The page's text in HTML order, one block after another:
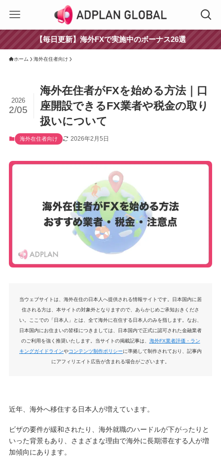
【毎日更新】海外FXで実施中のボーナス26選
ホーム 海外在住者向け
海外在住者がFXを始める方法｜口
座開設できるFX業者や税金の取り
扱いについて
2026
2/05
海外在住者向け 2026年2月5日
当ウェブサイトは、海外在住の日本人へ提供される情報サイトです。日本国内に居
住される方は、本サイトの対象外となりますので、あらかじめご承知おきくださ
い。ここでの「日本人」とは、全て海外に在住する日本人のみを指します。なお、
日本国内にお住まいの皆様につきましては、日本国内で正式に認可された金融業者
のご利用を強く推奨いたします。当サイトの掲載記事は、 海外FX業者評価・ラン
キングガイドラインやコンテンツ制作ポリシーに準拠して制作されており、記事内
にアフィリエイト広告が含まれる場合がございます。
近年、海外へ移住する日本人が増えています。
ビザの要件が緩和されたり、海外就職のハードルが下がったりと
いった背景もあり、さまざまな理由で海外に長期滞在する人が増
加傾向にあります。